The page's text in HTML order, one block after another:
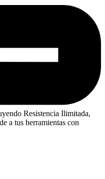
Resistencia Ilimitada,
a tus herramientas con